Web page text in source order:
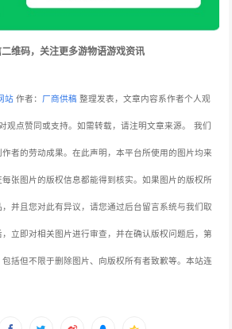
维码，关注更多游物语游戏资讯
站作者： 厂商供稿 整理发表，文章内容系作者个人观
观点赞同或支持。如需转载，请注明文章来源。 我们
者的劳动成果。在此声明，本平台所使用的图片均来
张图片的版权信息都能得到核实。如果图片的版权所
并且您对此有异议，请您通过后台留言系统与我们取
立即对相关图片进行审查，并在确认版权问题后，第
括但不限于删除图片、向版权所有者致歉等。本站连